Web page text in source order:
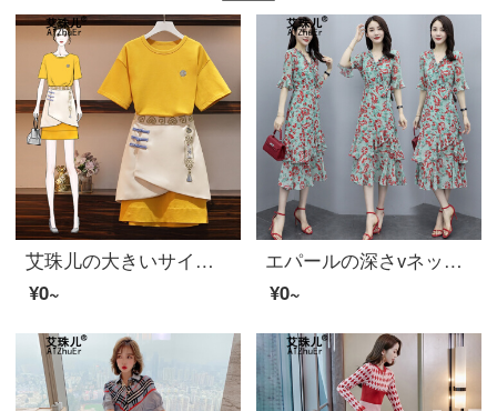
艾珠儿の大きいサイズの婦人服の太った妹の2020新商品の夏の婦人服の洋気の減齢するカバ肉はやせている民族の風が現れますワンピスの2つのセットのセクトのスカートの女性の夏のピクチャーの色L
¥0~
エパールの深さvネックが優雅で小花が外出している。
¥0~